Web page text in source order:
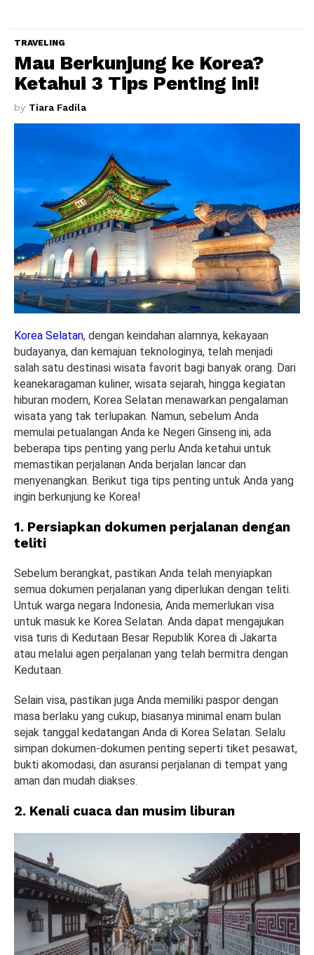
TRAVELING
Mau Berkunjung ke Korea?
Ketahui 3 Tips Penting ini!
by Tiara Fadila
Korea Selatan, dengan keindahan alamnya, kekayaan
budayanya, dan kemajuan teknologinya, telah menjadi
salah satu destinasi wisata favorit bagi banyak orang. Dari
keanekaragaman kuliner, wisata sejarah, hingga kegiatan
hiburan modern, Korea Selatan menawarkan pengalaman
wisata yang tak terlupakan. Namun, sebelum Anda
memulai petualangan Anda ke Negeri Ginseng ini, ada
beberapa tips penting yang perlu Anda ketahui untuk
memastikan perjalanan Anda berjalan lancar dan
menyenangkan. Berikut tiga tips penting untuk Anda yang
ingin berkunjung ke Korea!
1. Persiapkan dokumen perjalanan dengan
teliti
Sebelum berangkat, pastikan Anda telah menyiapkan
semua dokumen perjalanan yang diperlukan dengan teliti.
Untuk warga negara Indonesia, Anda memerlukan visa
untuk masuk ke Korea Selatan. Anda dapat mengajukan
visa turis di Kedutaan Besar Republik Korea di Jakarta
atau melalui agen perjalanan yang telah bermitra dengan
Kedutaan.
Selain visa, pastikan juga Anda memiliki paspor dengan
masa berlaku yang cukup, biasanya minimal enam bulan
sejak tanggal kedatangan Anda di Korea Selatan. Selalu
simpan dokumen-dokumen penting seperti tiket pesawat,
bukti akomodasi, dan asuransi perjalanan di tempat yang
aman dan mudah diakses.
2. Kenali cuaca dan musim liburan